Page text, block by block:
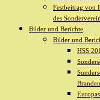
Festbeitrag von
des
Bilder und Berichte
Bilder und
HSS